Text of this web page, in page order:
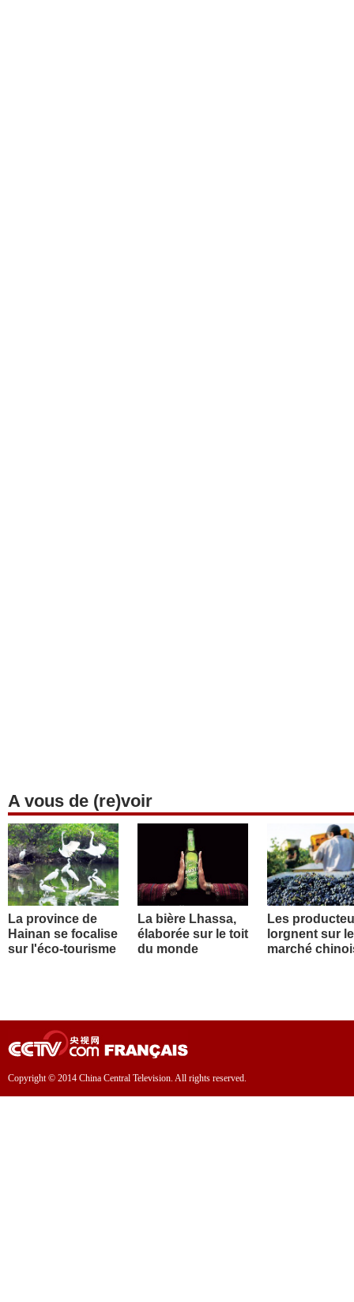
A vous de (re)voir
La province de
Hainan se focalise
sur l'éco-tourisme
La bière Lhassa,
élaborée sur le toit
du monde
Les
lorgnent sur le
marché
Copyright © 2014 China Central Television. All rights reserved.